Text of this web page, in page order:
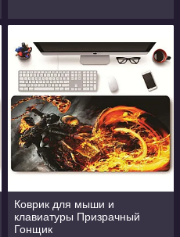
Коврик для мыши и
клавиатуры Призрачный
Гонщик